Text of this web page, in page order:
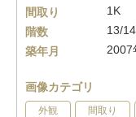
間取り
1K
階数
13/
築年月
2007
画像カテゴリ
外観 間取り